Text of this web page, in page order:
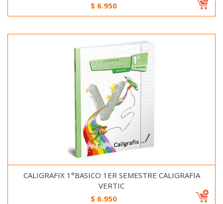
$ 6.950
CALIGRAFIX 1°BASICO 1ER SEMESTRE CALIGRAFIA
VERTIC
$ 6.950